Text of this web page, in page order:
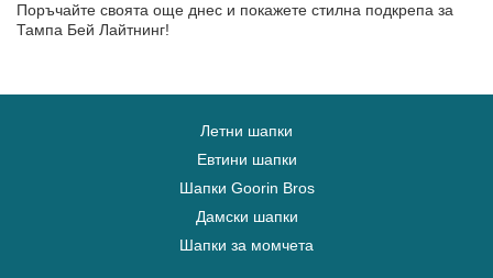
Поръчайте своята още днес и покажете стилна подкрепа за
Тампа Бей Лайтнинг!
Летни шапки
Евтини шапки
Шапки Goorin Bros
Дамски шапки
Шапки за момчета